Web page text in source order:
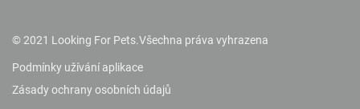
© 2021 Looking For Pets.Všechna práva vyhrazena
Podmínky užívání aplikace
Zásady ochrany osobních údajů